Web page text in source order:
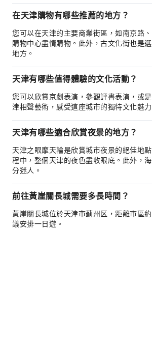
在天津購物有哪些推薦的地方？
您可以在天津的主要商業街區，如南京路
購物中心盡情購物。此外，古文化街也是
地方。
天津有哪些值得體驗的文化活動？
您可以欣賞京劇表演，參觀評書表演，或
津相聲藝術，感受這座城市的獨特文化魅力
天津有哪些適合欣賞夜景的地方？
天津之眼摩天輪是欣賞城市夜景的絕佳地
程中，整個天津的夜色盡收眼底。此外，
分迷人。
前往黃崖關長城需要多長時間？
黃崖關長城位於天津市蓟州区，距離市區
議安排一日遊。